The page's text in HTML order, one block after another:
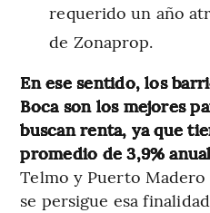
requerido un año
de Zonaprop.
En ese sentido, los
Boca son los mejores
buscan renta, ya que
promedio de 3,9%
Telmo y Puerto
se persigue esa